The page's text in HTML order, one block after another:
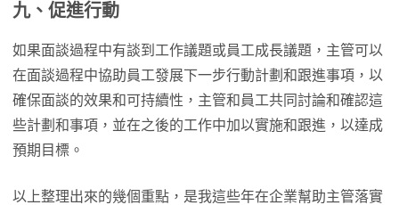
九、促進行動
如果面談過程中有談到工作議題或員工成長議題，主管可以
在面談過程中協助員工發展下一步行動計劃和跟進事項，以
確保面談的效果和可持續性，主管和員工共同討論和確認這
些計劃和事項，並在之後的工作中加以實施和跟進，以達成
預期目標。
以上整理出來的幾個重點，是我這些年在企業幫助主管落實